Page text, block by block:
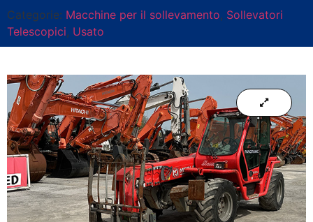
Categorie: Macchine per il sollevamento, Sollevatori
Telescopici, Usato